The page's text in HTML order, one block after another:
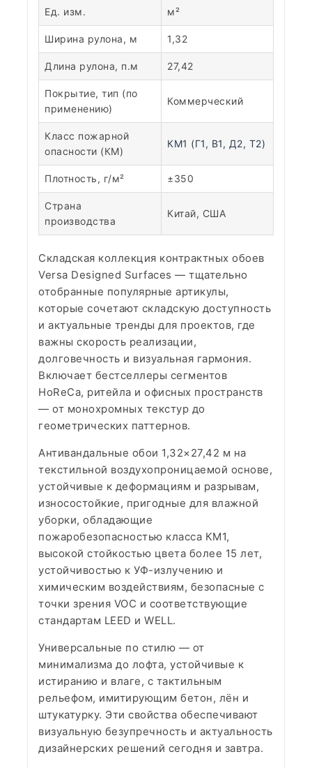
Ед. изм. м²
Ширина рулона, м 1,32
Длина рулона, п.м 27,42
Покрытие, тип (по
применению)
Коммерческий
Класс пожарной
опасности (КМ)
КМ1 (Г1, В1, Д2, Т2)
Плотность, г/м² ±350
Страна
производства
Китай, США
Складская коллекция контрактных обоев
Versa Designed Surfaces — тщательно
отобранные популярные артикулы,
которые сочетают складскую доступность
и актуальные тренды для проектов, где
важны скорость реализации,
долговечность и визуальная гармония.
Включает бестселлеры сегментов
HoReCa, ритейла и офисных пространств
— от монохромных текстур до
геометрических паттернов.
Антивандальные обои 1,32×27,42 м на
текстильной воздухопроницаемой основе,
устойчивые к деформациям и разрывам,
износостойкие, пригодные для влажной
уборки, обладающие
пожаробезопасностью класса КМ1,
высокой стойкостью цвета более 15 лет,
устойчивостью к УФ-излучению и
химическим воздействиям, безопасные с
точки зрения VOC и соответствующие
стандартам LEED и WELL.
Универсальные по стилю — от
минимализма до лофта, устойчивые к
истиранию и влаге, с тактильным
рельефом, имитирующим бетон, лён и
штукатурку. Эти свойства обеспечивают
визуальную безупречность и актуальность
дизайнерских решений сегодня и завтра.